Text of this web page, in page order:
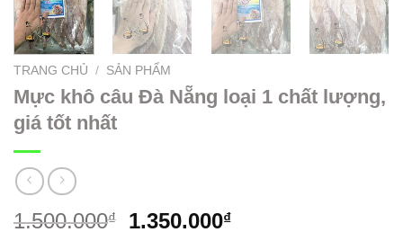
TRANG CHỦ / SẢN PHẨM
Mực khô câu Đà Nẵng loại 1 chất lượng,
giá tốt nhất
1.500.000₫ 1.350.000₫